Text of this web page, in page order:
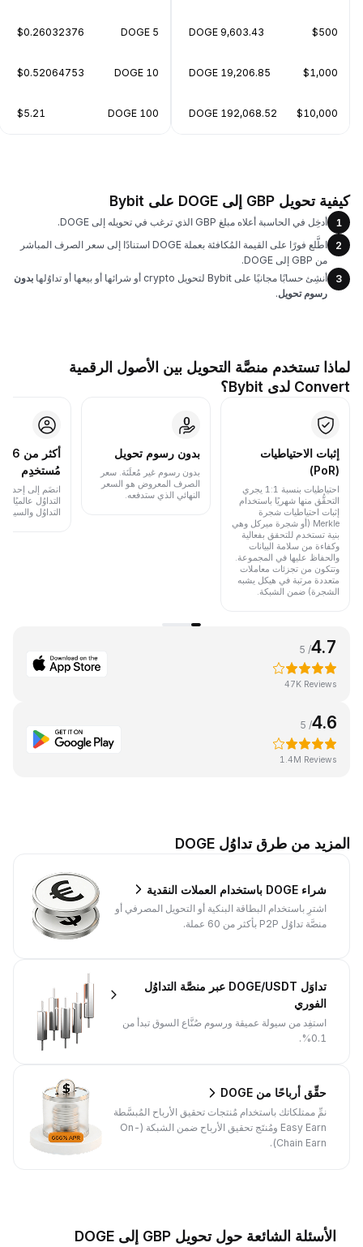
$500
9,603.43 DOGE
$1,000
19,206.85 DOGE
$10,000
192,068.52 DOGE
5 DOGE
$0.26032376
10 DOGE
$0.52064753
100 DOGE
$5.21
كيفية تحويل GBP إلى DOGE على Bybit
1
أدخِل في الحاسبة أعلاه مبلغ GBP الذي ترغب في تحويله إلى DOGE.
2
اطَّلع فورًا على القيمة المُكافئة بعملة DOGE استنادًا إلى سعر الصرف المباشر
من GBP إلى DOGE.
3
أنشِئ حسابًا مجانيًا على Bybit لتحويل crypto أو شرائها أو بيعها أو تداوُلها
بدون
رسوم تحويل.
لماذا تستخدم منصَّة التحويل بين الأصول الرقمية
Convert لدى Bybit؟
إثبات الاحتياطيات
(PoR)
احتياطيات بنسبة 1:1 يجري
التحقُّق منها شهريًا باستخدام
إثبات احتياطيات شجرة
Merkle (أو شجرة ميركل وهي
بنية تستخدم للتحقق بفعالية
وكفاءة من سلامة البيانات
والحفاظ عليها في المجموعة.
وتتكون من تجزئات معاملات
متعددة مرتبة في هيكل يشبه
الشجرة) ضمن الشبكة.
بدون رسوم تحويل
بدون رسوم غير مُعلَنَة. سعر
الصرف المعروض هو السعر
النهائي الذي ستدفعه.
مُستخدِم
انضَم إلى إحدى
التداوُل
التداوُل والسيولة.
4.7
/ 5
47K Reviews
4.6
/ 5
1.4M Reviews
المزيد من طرق تداوُل DOGE
شراء DOGE باستخدام العملات النقدية
اشترِ باستخدام البطاقة البنكية أو التحويل المصرفي أو
منصَّة تداوُل P2P بأكثر من 60 عملة.
تداوَل DOGE/USDT عبر منصَّة التداوُل
الفوري
استفِد من سيولة عميقة ورسوم صُنَّاع السوق تبدأ من
0.1%.
حقِّق أرباحًا من DOGE
نمِّ ممتلكاتك باستخدام مُنتجات تحقيق الأرباح المُبسَّطة
Easy Earn ومُنتَج تحقيق الأرباح ضمن الشبكة (On-
Chain Earn).
الأسئلة الشائعة حول تحويل GBP إلى DOGE